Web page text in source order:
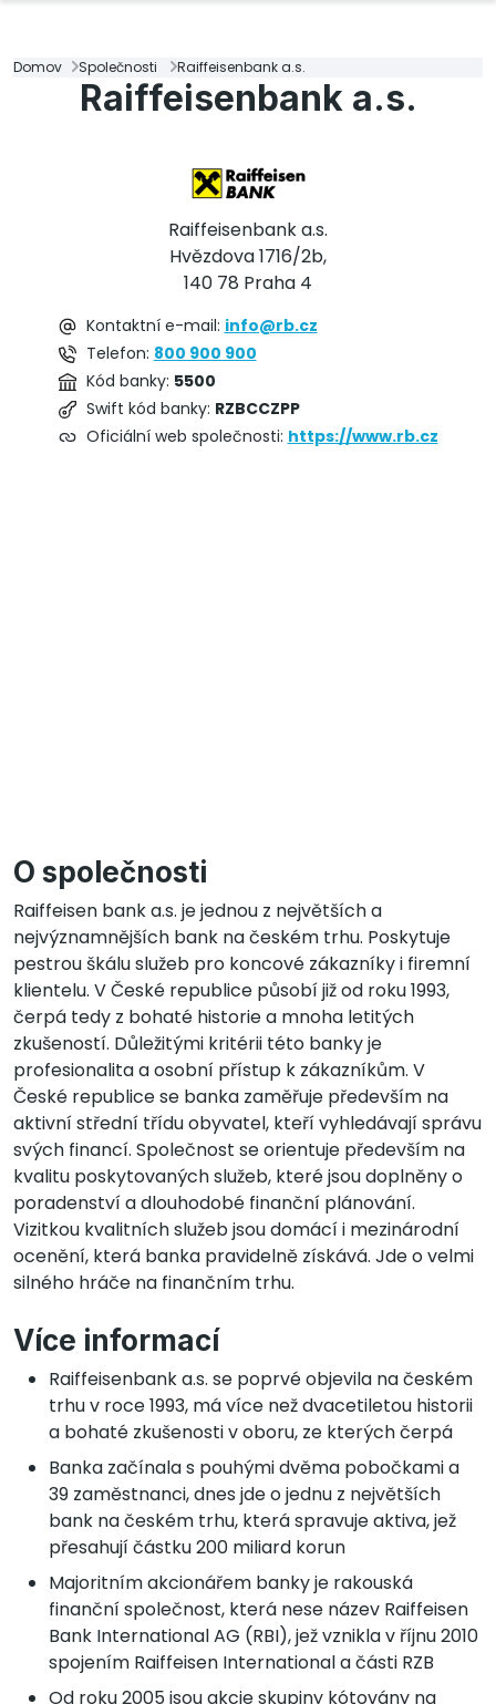
Domov Společnosti Raiffeisenbank a.s.
Raiffeisenbank a.s.
Raiffeisenbank a.s.
Hvězdova 1716/2b,
140 78 Praha 4
Kontaktní e-mail: info@rb.cz
Telefon: 800 900 900
Kód banky: 5500
Swift kód banky: RZBCCZPP
Oficiální web společnosti: https://www.rb.cz
O společnosti
Raiffeisen bank a.s. je jednou z největších a
nejvýznamnějších bank na českém trhu. Poskytuje
pestrou škálu služeb pro koncové zákazníky i firemní
klientelu. V České republice působí již od roku 1993,
čerpá tedy z bohaté historie a mnoha letitých
zkušeností. Důležitými kritérii této banky je
profesionalita a osobní přístup k zákazníkům. V
České republice se banka zaměřuje především na
aktivní střední třídu obyvatel, kteří vyhledávají správu
svých financí. Společnost se orientuje především na
kvalitu poskytovaných služeb, které jsou doplněny o
poradenství a dlouhodobé finanční plánování.
Vizitkou kvalitních služeb jsou domácí i mezinárodní
ocenění, která banka pravidelně získává. Jde o velmi
silného hráče na finančním trhu.
Více informací
Raiffeisenbank a.s. se poprvé objevila na českém
trhu v roce 1993, má více než dvacetiletou historii
a bohaté zkušenosti v oboru, ze kterých čerpá
Banka začínala s pouhými dvěma pobočkami a
39 zaměstnanci, dnes jde o jednu z největších
bank na českém trhu, která spravuje aktiva, jež
přesahují částku 200 miliard korun
Majoritním akcionářem banky je rakouská
finanční společnost, která nese název Raiffeisen
Bank International AG (RBI), jež vznikla v říjnu 2010
spojením Raiffeisen International a části RZB
Od roku 2005 jsou akcie skupiny kótovány na